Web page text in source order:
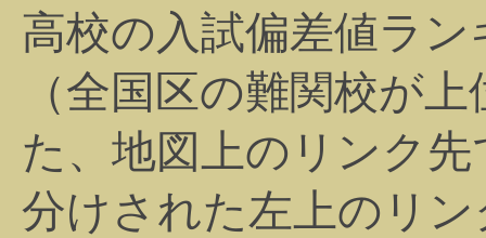
高校の入試偏差値ラ
（全国区の難関校が
た、地図上のリンク
分けされた左上のリ